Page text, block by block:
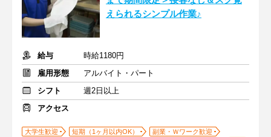
えられるシンプル作業♪
給与
時給1180円
雇用形態
アルバイト・パート
シフト
週2日以上
アクセス
大学生歓迎 短期（1ヶ月以内OK）
副業・Ｗワーク歓迎